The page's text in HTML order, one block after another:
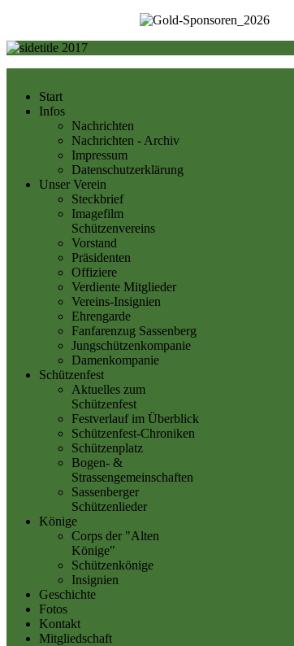
Start
Infos
Nachrichten
Nachrichten - Archiv
Impressum
Datenschutzerklärung
Unser Verein
Steckbrief
Imagefilm
Schützenvereins
Vorstand
Präsidenten
Offiziere
Verdiente Mitglieder
Vereins-Insignien
Ehrengarde
Fanfarenzug Sassenberg
Jungschützenkompanie
Damenkompanie
Schützenfest
Aktuelles zum
Schützenfest
Festverlauf im Überblick
Schützenfest-Chroniken
Schützenplatz
Bogen- &
Strassengemeinschaften
Sassenberger
Schützenlieder
Könige
Corps der "Alten
Könige"
Schützenkönige
Insignien
Geschichte
Fotos
Kontakt
Mitgliedschaft